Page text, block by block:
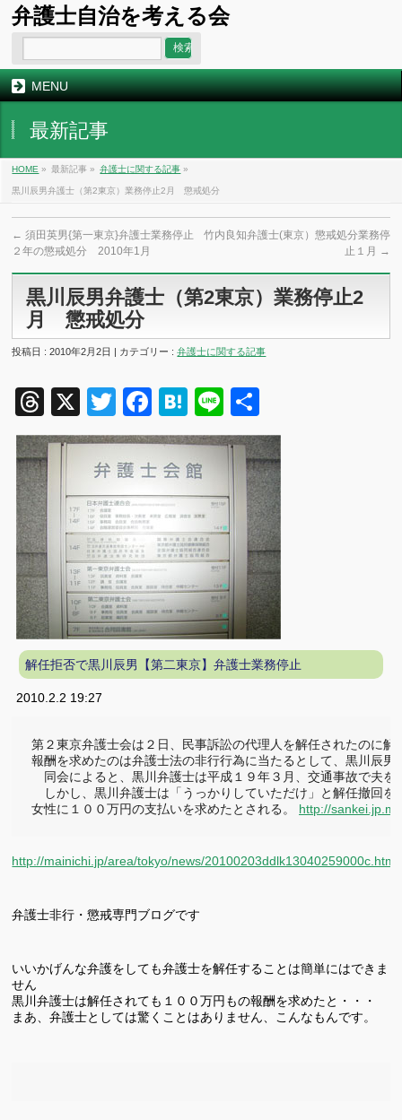
弁護士自治を考える会
MENU
最新記事
HOME » 最新記事 » 弁護士に関する記事 »
黒川辰男弁護士（第2東京）業務停止2月 懲戒処分
← 須田英男{第一東京}弁護士業務停止
２年の懲戒処分 2010年1月
竹内良知弁護士(東京）懲戒処分業務停
止１月 →
黒川辰男弁護士（第2東京）業務停止2
月 懲戒処分
投稿日 : 2010年2月2日 | カテゴリー :弁護士に関する記事
Threads
X TwitterFacebook
Hatena
Line
有
解任拒否で黒川辰男【第二東京】弁護士業務停止
2010.2.2 19:27
第２東京弁護士会は２日、民事訴訟の代理人を解任されたのに解
報酬を求めたのは弁護士法の非行行為に当たるとして、黒川辰
同会によると、黒川弁護士は平成１９年３月、交通事故で夫
しかし、黒川弁護士は「うっかりしていただけ」と解任撤回
女性に１００万円の支払いを求めたとされる。 http://
http://mainichi.jp/area/tokyo/news/20100203ddlk13040259000c.html
弁護士非行・懲戒専門ブログです
いいかげんな弁護をしても弁護士を解任することは簡単にはできま
せん
黒川弁護士は解任されても１００万円もの報酬を求めたと・・・
まあ、弁護士としては驚くことはありません、こんなもんです。